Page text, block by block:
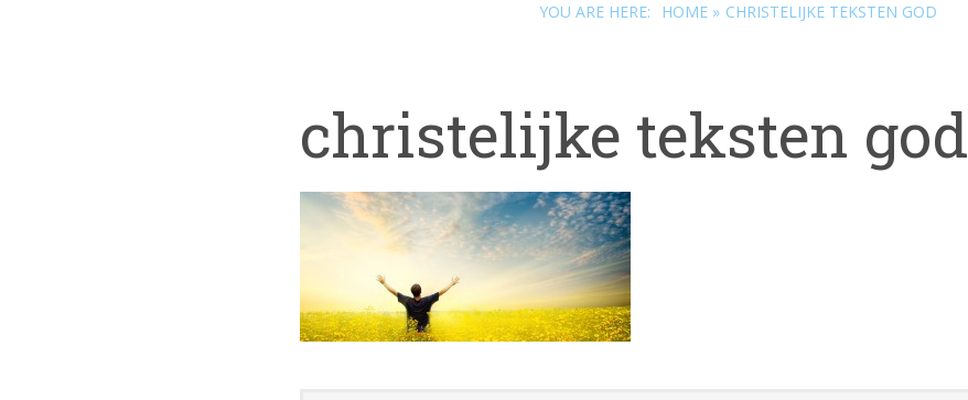
YOU ARE HERE: HOME » CHRISTELIJKE TEKSTEN GOD
christelijke teksten god